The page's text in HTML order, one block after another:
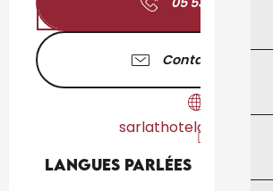
Contactez-nous
sarlathoteldupont.com
Langues parlées
Langues parlées